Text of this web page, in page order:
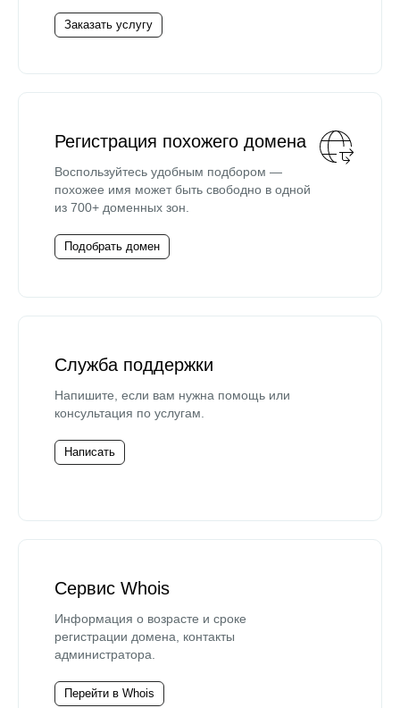
Заказать услугу
Регистрация похожего домена
Воспользуйтесь удобным подбором —
похожее имя может быть свободно в одной
из 700+ доменных зон.
Подобрать домен
Служба поддержки
Напишите, если вам нужна помощь или
консультация по услугам.
Написать
Сервис Whois
Информация о возрасте и сроке
регистрации домена, контакты
администратора.
Перейти в Whois